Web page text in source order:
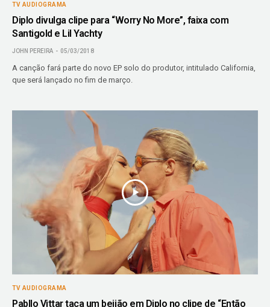
TV AUDIOGRAMA
Diplo divulga clipe para “Worry No More”, faixa com
Santigold e Lil Yachty
JOHN PEREIRA 05/03/2018
A canção fará parte do novo EP solo do produtor, intitulado California,
que será lançado no fim de março.
TV AUDIOGRAMA
Pabllo Vittar taca um beijão em Diplo no clipe de “Então